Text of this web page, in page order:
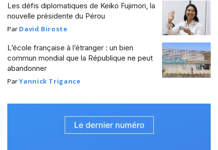
Les défis diplomatiques de Keiko Fujimori, la
nouvelle présidente du Pérou
Par David Biroste
L’école française à l’étranger : un bien
commun mondial que la République ne peut
abandonner
ParYannick Trigance